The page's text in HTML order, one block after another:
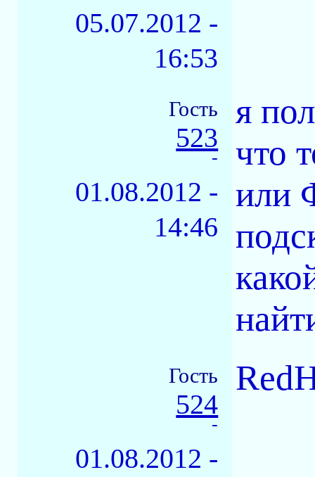
05.07.2012 -
16:53
Гость
523
-
01.08.2012 -
14:46
я
что
или
Гость
524
-
01.08.2012 -